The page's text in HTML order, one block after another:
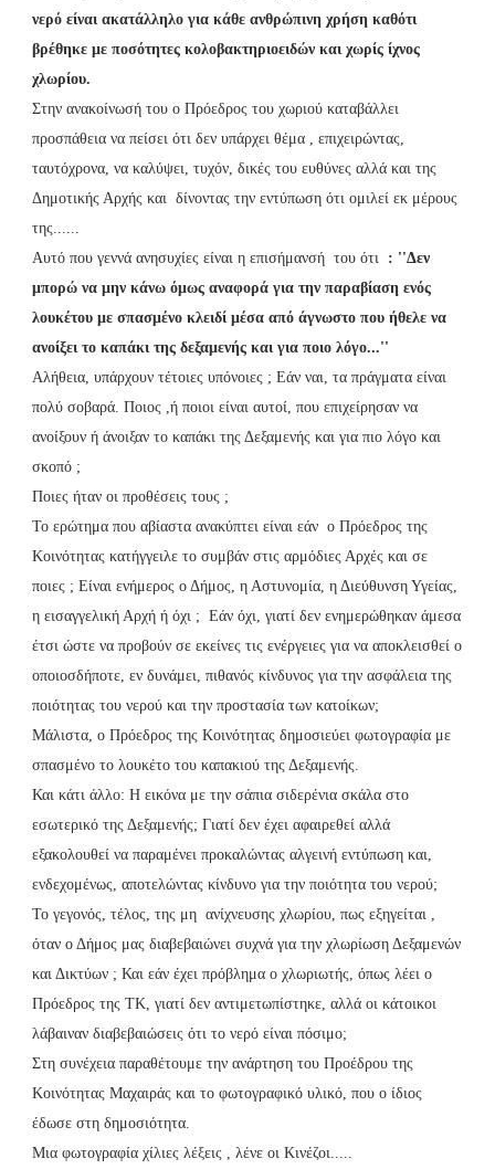
νερό είναι ακατάλληλο για κάθε ανθρώπινη χρήση καθότι
βρέθηκε με ποσότητες κολοβακτηριοειδών και χωρίς ίχνος
χλωρίου.
Στην ανακοίνωσή του ο Πρόεδρος του χωριού καταβάλλει
προσπάθεια να πείσει ότι δεν υπάρχει θέμα , επιχειρώντας,
ταυτόχρονα, να καλύψει, τυχόν, δικές του ευθύνες αλλά και της
Δημοτικής Αρχής και δίνοντας την εντύπωση ότι ομιλεί εκ μέρους
της......
Αυτό που γεννά ανησυχίες είναι η επισήμανσή του ότι: ''Δεν
μπορώ να μην κάνω όμως αναφορά για την παραβίαση ενός
λουκέτου με σπασμένο κλειδί μέσα από άγνωστο που ήθελε να
ανοίξει το καπάκι της δεξαμενής και για ποιο λόγο...''
Αλήθεια, υπάρχουν τέτοιες υπόνοιες ; Εάν ναι, τα πράγματα είναι
πολύ σοβαρά. Ποιος ,ή ποιοι είναι αυτοί, που επιχείρησαν να
ανοίξουν ή άνοιξαν το καπάκι της Δεξαμενής και για πιο λόγο και
σκοπό ;
Ποιες ήταν οι προθέσεις τους ;
Το ερώτημα που αβίαστα ανακύπτει είναι εάν ο Πρόεδρος της
Κοινότητας κατήγγειλε το συμβάν στις αρμόδιες Αρχές και σε
ποιες ; Είναι ενήμερος ο Δήμος, η Αστυνομία, η Διεύθυνση Υγείας,
η εισαγγελική Αρχή ή όχι ; Εάν όχι, γιατί δεν ενημερώθηκαν άμεσα
έτσι ώστε να προβούν σε εκείνες τις ενέργειες για να αποκλεισθεί ο
οποιοσδήποτε, εν δυνάμει, πιθανός κίνδυνος για την ασφάλεια της
ποιότητας του νερού και την προστασία των κατοίκων;
Μάλιστα, ο Πρόεδρος της Κοινότητας δημοσιεύει φωτογραφία με
σπασμένο το λουκέτο του καπακιού της Δεξαμενής.
Και κάτι άλλο: Η εικόνα με την σάπια σιδερένια σκάλα στο
εσωτερικό της Δεξαμενής; Γιατί δεν έχει αφαιρεθεί αλλά
εξακολουθεί να παραμένει προκαλώντας αλγεινή εντύπωση και,
ενδεχομένως, αποτελώντας κίνδυνο για την ποιότητα του νερού;
Το γεγονός, τέλος, της μη ανίχνευσης χλωρίου, πως εξηγείται ,
όταν ο Δήμος μας διαβεβαιώνει συχνά για την χλωρίωση Δεξαμενών
και Δικτύων ; Και εάν έχει πρόβλημα ο χλωριωτής, όπως λέει ο
Πρόεδρος της ΤΚ, γιατί δεν αντιμετωπίστηκε, αλλά οι κάτοικοι
λάβαιναν διαβεβαιώσεις ότι το νερό είναι πόσιμο;
Στη συνέχεια παραθέτουμε την ανάρτηση του Προέδρου της
Κοινότητας Μαχαιράς και το φωτογραφικό υλικό, που ο ίδιος
έδωσε στη δημοσιότητα.
Μια φωτογραφία χίλιες λέξεις , λένε οι Κινέζοι.....